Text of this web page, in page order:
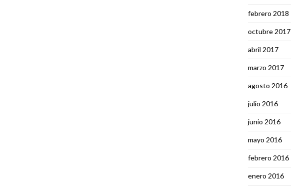
febrero 2018
octubre 2017
abril 2017
marzo 2017
agosto 2016
julio 2016
junio 2016
mayo 2016
febrero 2016
enero 2016